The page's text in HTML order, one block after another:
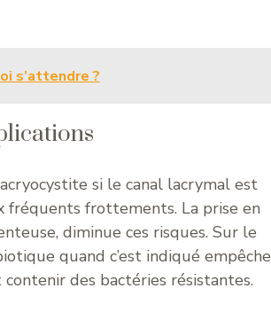
s’attendre ?
si le canal lacrymal est
frottements. La prise en
diminue ces risques. Sur le
quand c’est indiqué empêche
des bactéries résistantes.